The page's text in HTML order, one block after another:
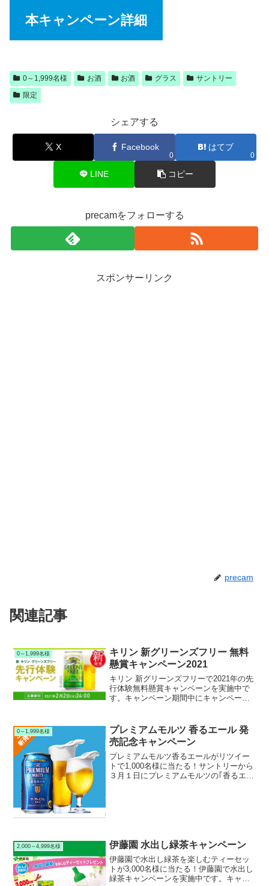
本キャンペーン詳細
0～1,999名様 お酒 お酒 グラス
サントリー
限定
シェアする
X Facebook
0
はてブ
0
LINE コピー
precamをフォローする
スポンサーリンク
precam
関連記事
0～1,999名様
キリン 新グリーンズフリー 無料
懸賞キャンペーン2021
キリン 新グリーンズフリーで2021年の先
行体験無料懸賞キャンペーンを実施中で
す。キャンペーン期間中にキャンペーン
350ml缶 x ２本セットが当たります。
0～1,999名様
プレミアムモルツ 香るエール 発
売記念キャンペーン
プレミアムモルツ香るエールがリツイー
トで1,000名様に当たる！サントリーから
３月１日にプレミアムモルツの｢香るエー
2,000～4,999名様 伊藤園 水出し緑茶キャンペーン
伊藤園で水出し緑茶を楽しむティーセッ
トが3,000名様に当たる！伊藤園で水出し
緑茶キャンペーンを実施中です。キャン